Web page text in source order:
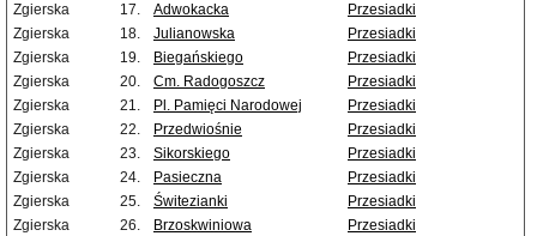
Zgierska
17. Adwokacka
Przesiadki
Zgierska
18. Julianowska
Przesiadki
Zgierska
19. Biegańskiego
Przesiadki
Zgierska
20. Cm. Radogoszcz
Przesiadki
Zgierska
21. Pl. Pamięci Narodowej
Przesiadki
Zgierska
22. Przedwiośnie
Przesiadki
Zgierska
23. Sikorskiego
Przesiadki
Zgierska
24. Pasieczna
Przesiadki
Zgierska
25. Świtezianki
Przesiadki
Zgierska
26. Brzoskwiniowa
Przesiadki